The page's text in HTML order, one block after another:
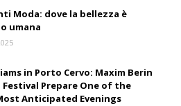
Moda: dove la bellezza è
umana
in Porto Cervo: Maxim Berin
Festival Prepare One of the
Anticipated Evenings